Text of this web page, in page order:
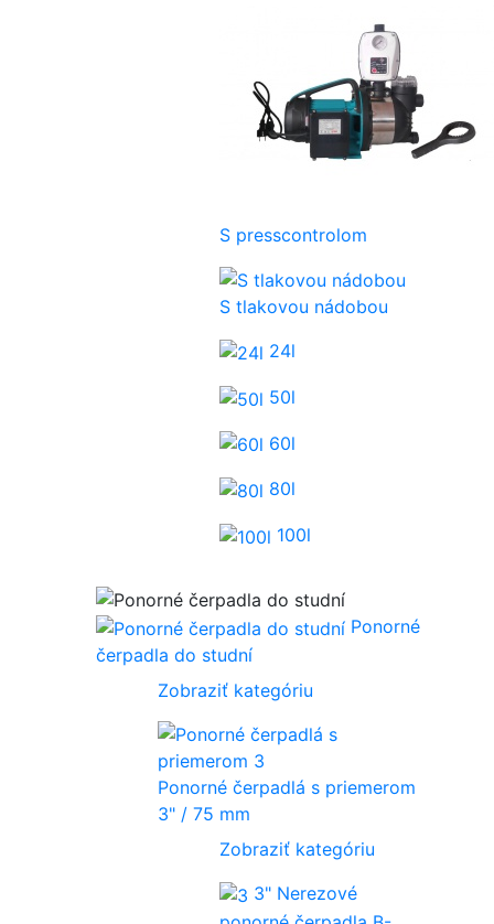
S presscontrolom
S tlakovou nádobou
24l
50l
60l
80l
100l
Ponorné
čerpadla do studní
Zobraziť kategóriu
Ponorné čerpadlá s priemerom
3" / 75 mm
Zobraziť kategóriu
3" Nerezové